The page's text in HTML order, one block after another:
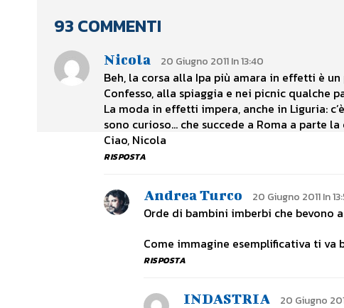
93 COMMENTI
Nicola 20 Giugno 2011 In 13:40
Beh, la corsa alla Ipa più amara in effetti è
Confesso, alla spiaggia e nei picnic qualche
La moda in effetti impera, anche in Liguria:
sono curioso… che succede a Roma a parte
Ciao, Nicola
RISPOSTA
Andrea Turco 20 Giugno 2011 In
Orde di bambini imberbi che bevono
Come immagine esemplificativa ti va
RISPOSTA
INDASTRIA 20 Giugno